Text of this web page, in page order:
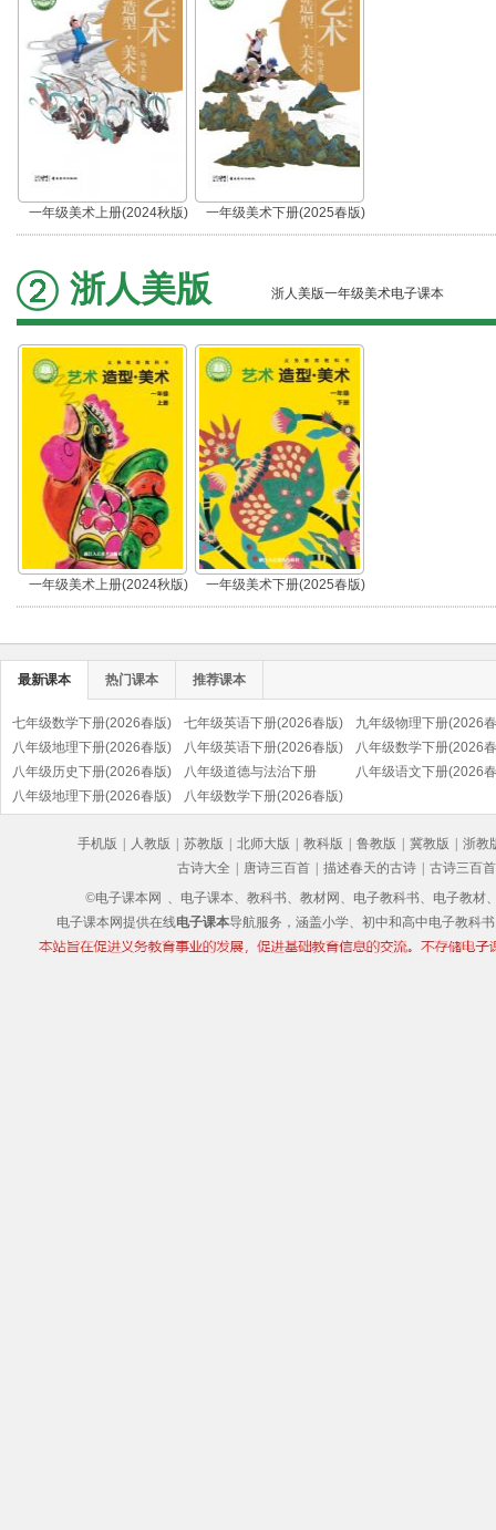
一年级美术上册(2024秋版) 一年级美术下册(2025春版)
浙人美版 浙人美版一年级美术电子课本
一年级美术上册(2024秋版) 一年级美术下册(2025春版)
最新课本 热门课本 推荐课本
七年级数学下册(2026春版) 七年级英语下册(2026春版)
九年级物理下册(2026
八年级地理下册(2026春版)
八年级英语下册(2026春版)
八年级数学下册(2026
八年级历史下册(2026春版)
(部编版)
八年级道德与法治下册
(2026春版)(部编版)
八年级语文下册(2026
八年级地理下册(2026春版) 八年级数学下册(2026春版)
手机版 人教版 苏教版 北师大版 教科版 鲁教版 冀教版
浙教
古诗大全
唐诗三百首 描述春天的古诗
古诗三百首
©电子课本网 、电子课本、教科书、教材网、电子教科书、电子教材
电子课本网提供在线电子课本导航服务，涵盖小学、初中和高中电子教科